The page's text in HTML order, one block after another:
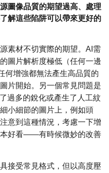
圖像品質的期望過高、處理
解這些陷阱可以帶來更好的
素材不切實際的期望。AI需
圖片解析度極低（任何一邊
何增強都無法產生高品質的
片開始。另一個常見問題是
過多的銳化或產生了人工紋
小細節的圖片上，例如頭
意到這種情況，考慮一下增
好看——有時候微妙的改善
接受常見格式，但以高度壓